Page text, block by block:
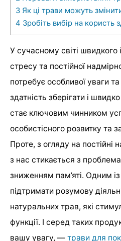
3 Як ці трави можуть
4 Зробіть вибір на користь
У сучасному світі швидкого
стресу та постійної
потребує особливої уваги
здатність зберігати і
стає ключовим чинником
особистісного розвитку та
Проте, з огляду на постійні
з нас стикається з
зниженням пам’яті. Одним
підтримати розумову
натуральних трав, які
функції. І серед таких
вашу увагу, — трави для